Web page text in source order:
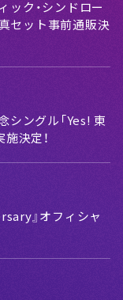
ック・シンドロー
セット事前通販決
シングル「Yes! 東
決定！
』オフィシャ